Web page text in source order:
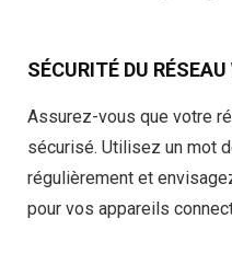
SÉCURITÉ DU
Assurez-vous que votre
sécurisé. Utilisez un mot
régulièrement et
pour vos appareils